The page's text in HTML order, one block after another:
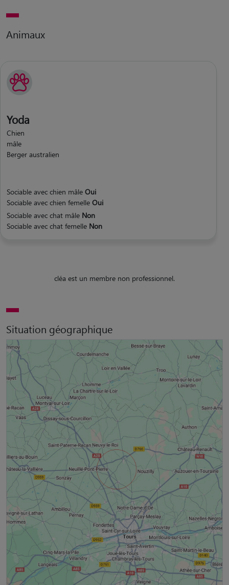
Animaux
Yoda
Chien
mâle
Berger australien
Sociable avec chien mâle Oui
Sociable avec chien femelle Oui
Sociable avec chat mâle Non
Sociable avec chat femelle Non
cléa est un membre non professionnel.
Situation géographique